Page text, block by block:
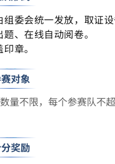
委会统一发放，取证
、在线自动阅卷。
章。
04
对象
不限，每个参赛队不
05
奖励